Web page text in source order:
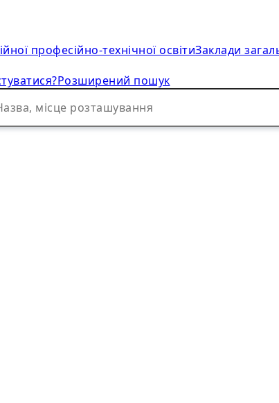
професійно-технічної освітиЗаклади
Розширений пошук